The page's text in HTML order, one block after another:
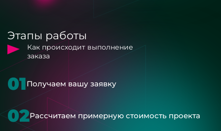
Этапы работы
Как происходит выполнение
заказа
01Получаем вашу заявку
02Рассчитаем примерную стоимость проекта